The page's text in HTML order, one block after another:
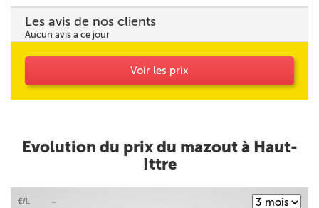
Les avis de nos clients
Aucun avis à ce jour
Voir les prix
Evolution du prix du mazout à Haut-
Ittre